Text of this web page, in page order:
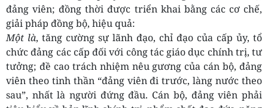
đảng viên; đồng thời được triển khai bằng các cơ chế,
giải pháp đồng bộ, hiệu quả:
Một là, tăng cường sự lãnh đạo, chỉ đạo của cấp ủy, tổ
chức đảng các cấp đối với công tác giáo dục chính trị, tư
tưởng; đề cao trách nhiệm nêu gương của cán bộ, đảng
viên theo tinh thần “đảng viên đi trước, làng nước theo
sau”, nhất là người đứng đầu. Cán bộ, đảng viên phải